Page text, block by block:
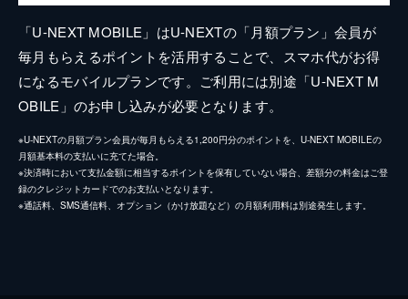
「U-NEXT MOBILE」はU-NEXTの「月額プラン」会員が
毎月もらえるポイントを活用することで、スマホ代がお得
になるモバイルプランです。ご利用には別途「U-NEXT M
OBILE」のお申し込みが必要となります。
※U-NEXTの月額プラン会員が毎月もらえる1,200円分のポイントを、U-NEXT MOBILEの
月額基本料の支払いに充てた場合。
※決済時において支払金額に相当するポイントを保有していない場合、差額分の料金はご登
録のクレジットカードでのお支払いとなります。
※通話料、SMS通信料、オプション（かけ放題など）の月額利用料は別途発生します。